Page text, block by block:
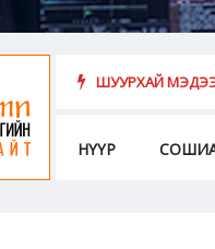
ШУУРХАЙ
идэвх чармай...
НҮҮР